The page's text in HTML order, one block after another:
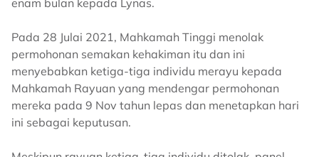
enam bulan kepada Lynas.
Pada 28 Julai 2021, Mahkamah Tinggi menolak
permohonan semakan kehakiman itu dan ini
menyebabkan ketiga-tiga individu merayu kepada
Mahkamah Rayuan yang mendengar permohonan
mereka pada 9 Nov tahun lepas dan menetapkan hari
ini sebagai keputusan.